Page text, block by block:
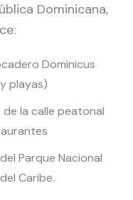
Dominicana,
Dominicus
playas)
la calle peatonal
Parque Nacional
Caribe.